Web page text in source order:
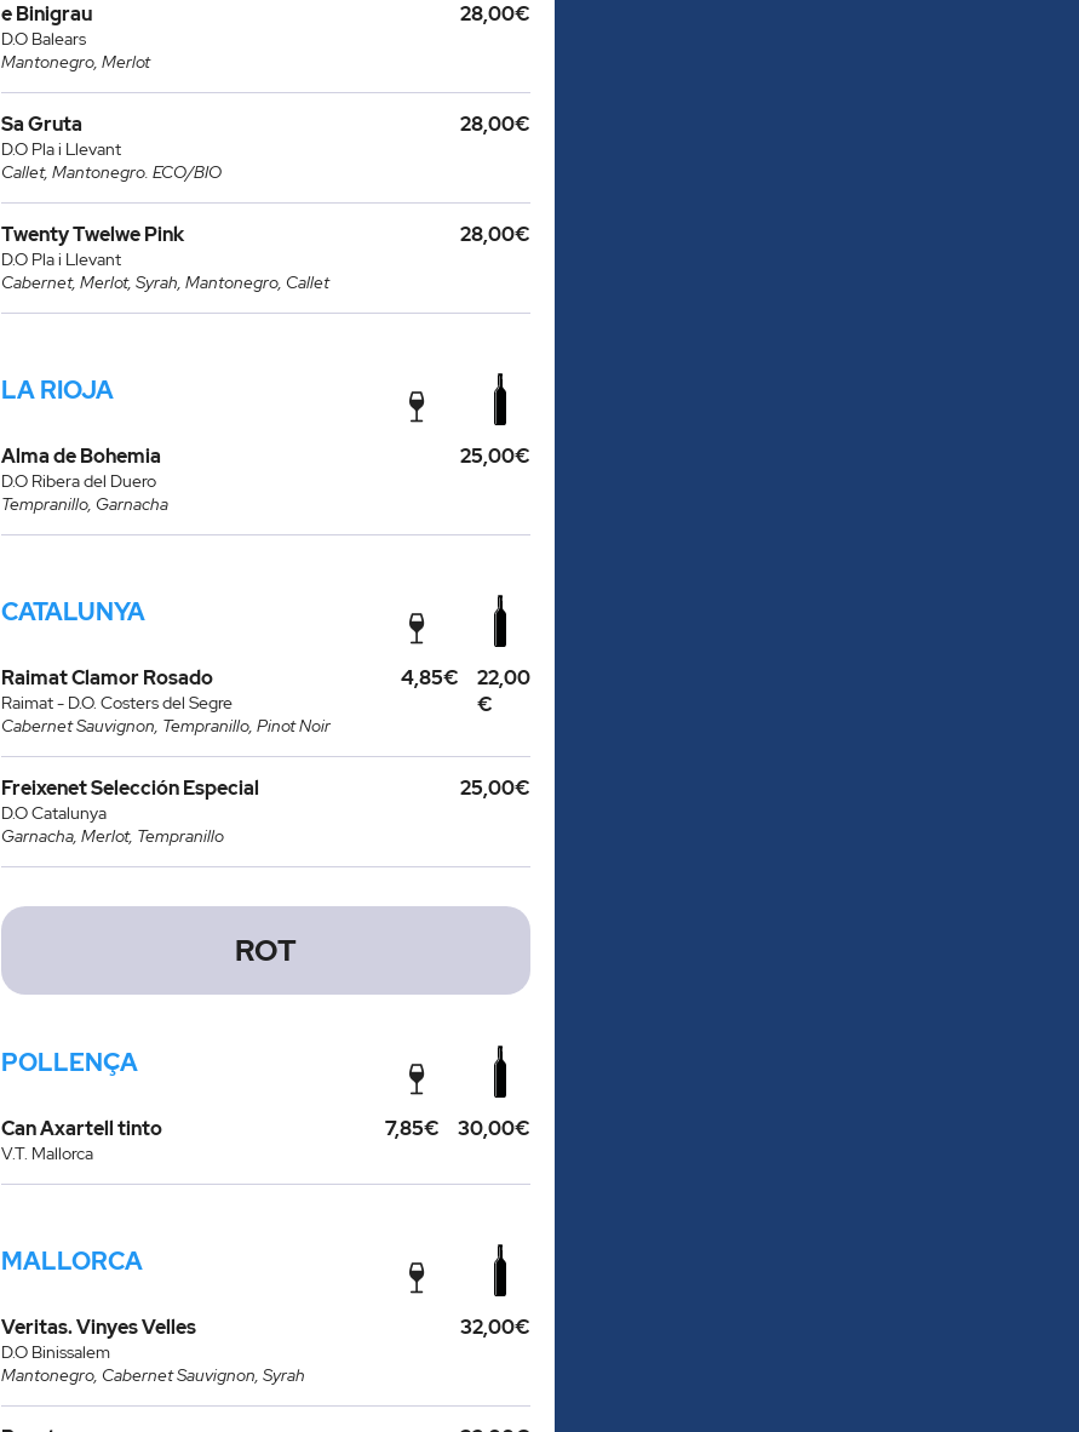
e Binigrau
D.O Balears
Mantonegro, Merlot
28,00€
Sa Gruta
D.O Pla i Llevant
Callet, Mantonegro. ECO/BIO
28,00€
Twenty Twelwe Pink
D.O Pla i Llevant
Cabernet, Merlot, Syrah, Mantonegro, Callet
28,00€
LA RIOJA
Alma de Bohemia
D.O Ribera del Duero
Tempranillo, Garnacha
25,00€
CATALUNYA
Raimat Clamor Rosado
Raimat - D.O. Costers del Segre
Cabernet Sauvignon, Tempranillo, Pinot Noir
4,85€
22,00
€
Freixenet Selección Especial
D.O Catalunya
Garnacha, Merlot, Tempranillo
25,00€
ROT
POLLENÇA
Can Axartell tinto
V.T. Mallorca
7,85€ 30,00€
MALLORCA
Veritas. Vinyes Velles
D.O Binissalem
Mantonegro, Cabernet Sauvignon, Syrah
32,00€